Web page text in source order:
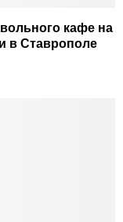
кафе на
в Ставрополе